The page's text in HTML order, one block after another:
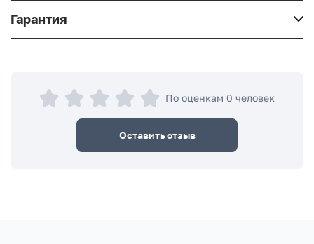
Гарантия
По оценкам 0 человек
Оставить отзыв